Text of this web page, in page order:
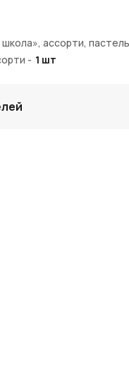
смысл праздника
лентой
фотозоны
можно в интернет-
идеями в
ассорти,
- 1 шт